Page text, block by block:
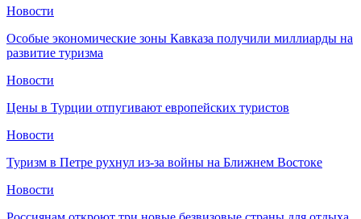
Новости
Особые экономические зоны Кавказа получили миллиарды на
развитие туризма
Новости
Цены в Турции отпугивают европейских туристов
Новости
Туризм в Петре рухнул из-за войны на Ближнем Востоке
Новости